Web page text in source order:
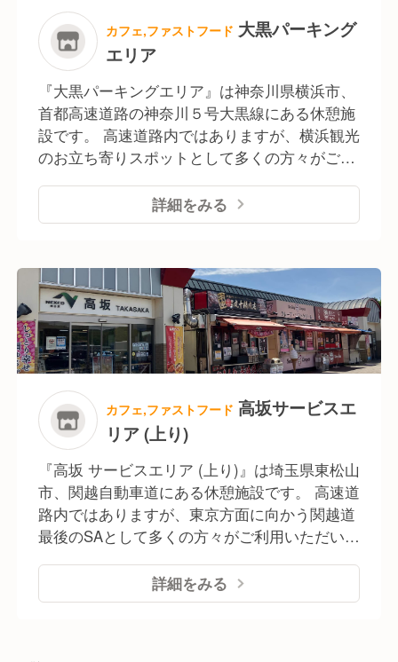
残業に関しても月々の時間も少なくしているほか、残
業代もしっかりと別途で支給しています。
お休みも月8〜10日休み、年間休日111日となってい
ますので、ワークライフバランスもしっかり取れてい
ます。
カフェ,ファストフード 大黒パーキング
エリア
『大黒パーキングエリア』は神奈川県横浜市、
首都高速道路の神奈川５号大黒線にある休憩施
設です。 高速道路内ではありますが、横浜観光
のお立ち寄りスポットとして多くの方々がご利
ードコート 横浜龍麺(ラーメン)、大黒庵(そ
ば)、徳屋(牛なべ)、D.G.C(カフェ)、個性豊か
コーナー 首都高最大規模で、横浜みやげやオフ
ィシャルカーグッズを販売しています ■コンビ
ニ ローソン 大黒パーキングエリア店を24時間
営業しています ■ラウンジ・コワーキングスペ
ース コンセント付きでビジネス利用も可能 現
在、運営元はサービスエリア運営事業に注力中
です。 そこで当PAの戦力強化と事業拡大のた
めに新しい人材の採用を進めています。
詳細をみる
カフェ,ファストフード 高坂サービスエ
リア (上り)
『高坂 サービスエリア (上り)』は埼玉県東松山
市、関越自動車道にある休憩施設です。 高速道
路内ではありますが、東京方面に向かう関越道
最後のSAとして多くの方々がご利用いただいて
レーバイキング 毎日カレー」：11:00～
22:00(LO21:00) ■道なか食堂げんき：24時間営
詳細をみる